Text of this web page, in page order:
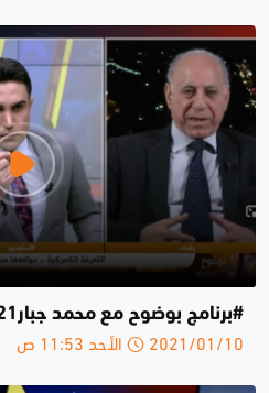
#برنامج بوضوح مع محمد جبار21-2-2019
2021/01/10 الأحد 11:53 ص